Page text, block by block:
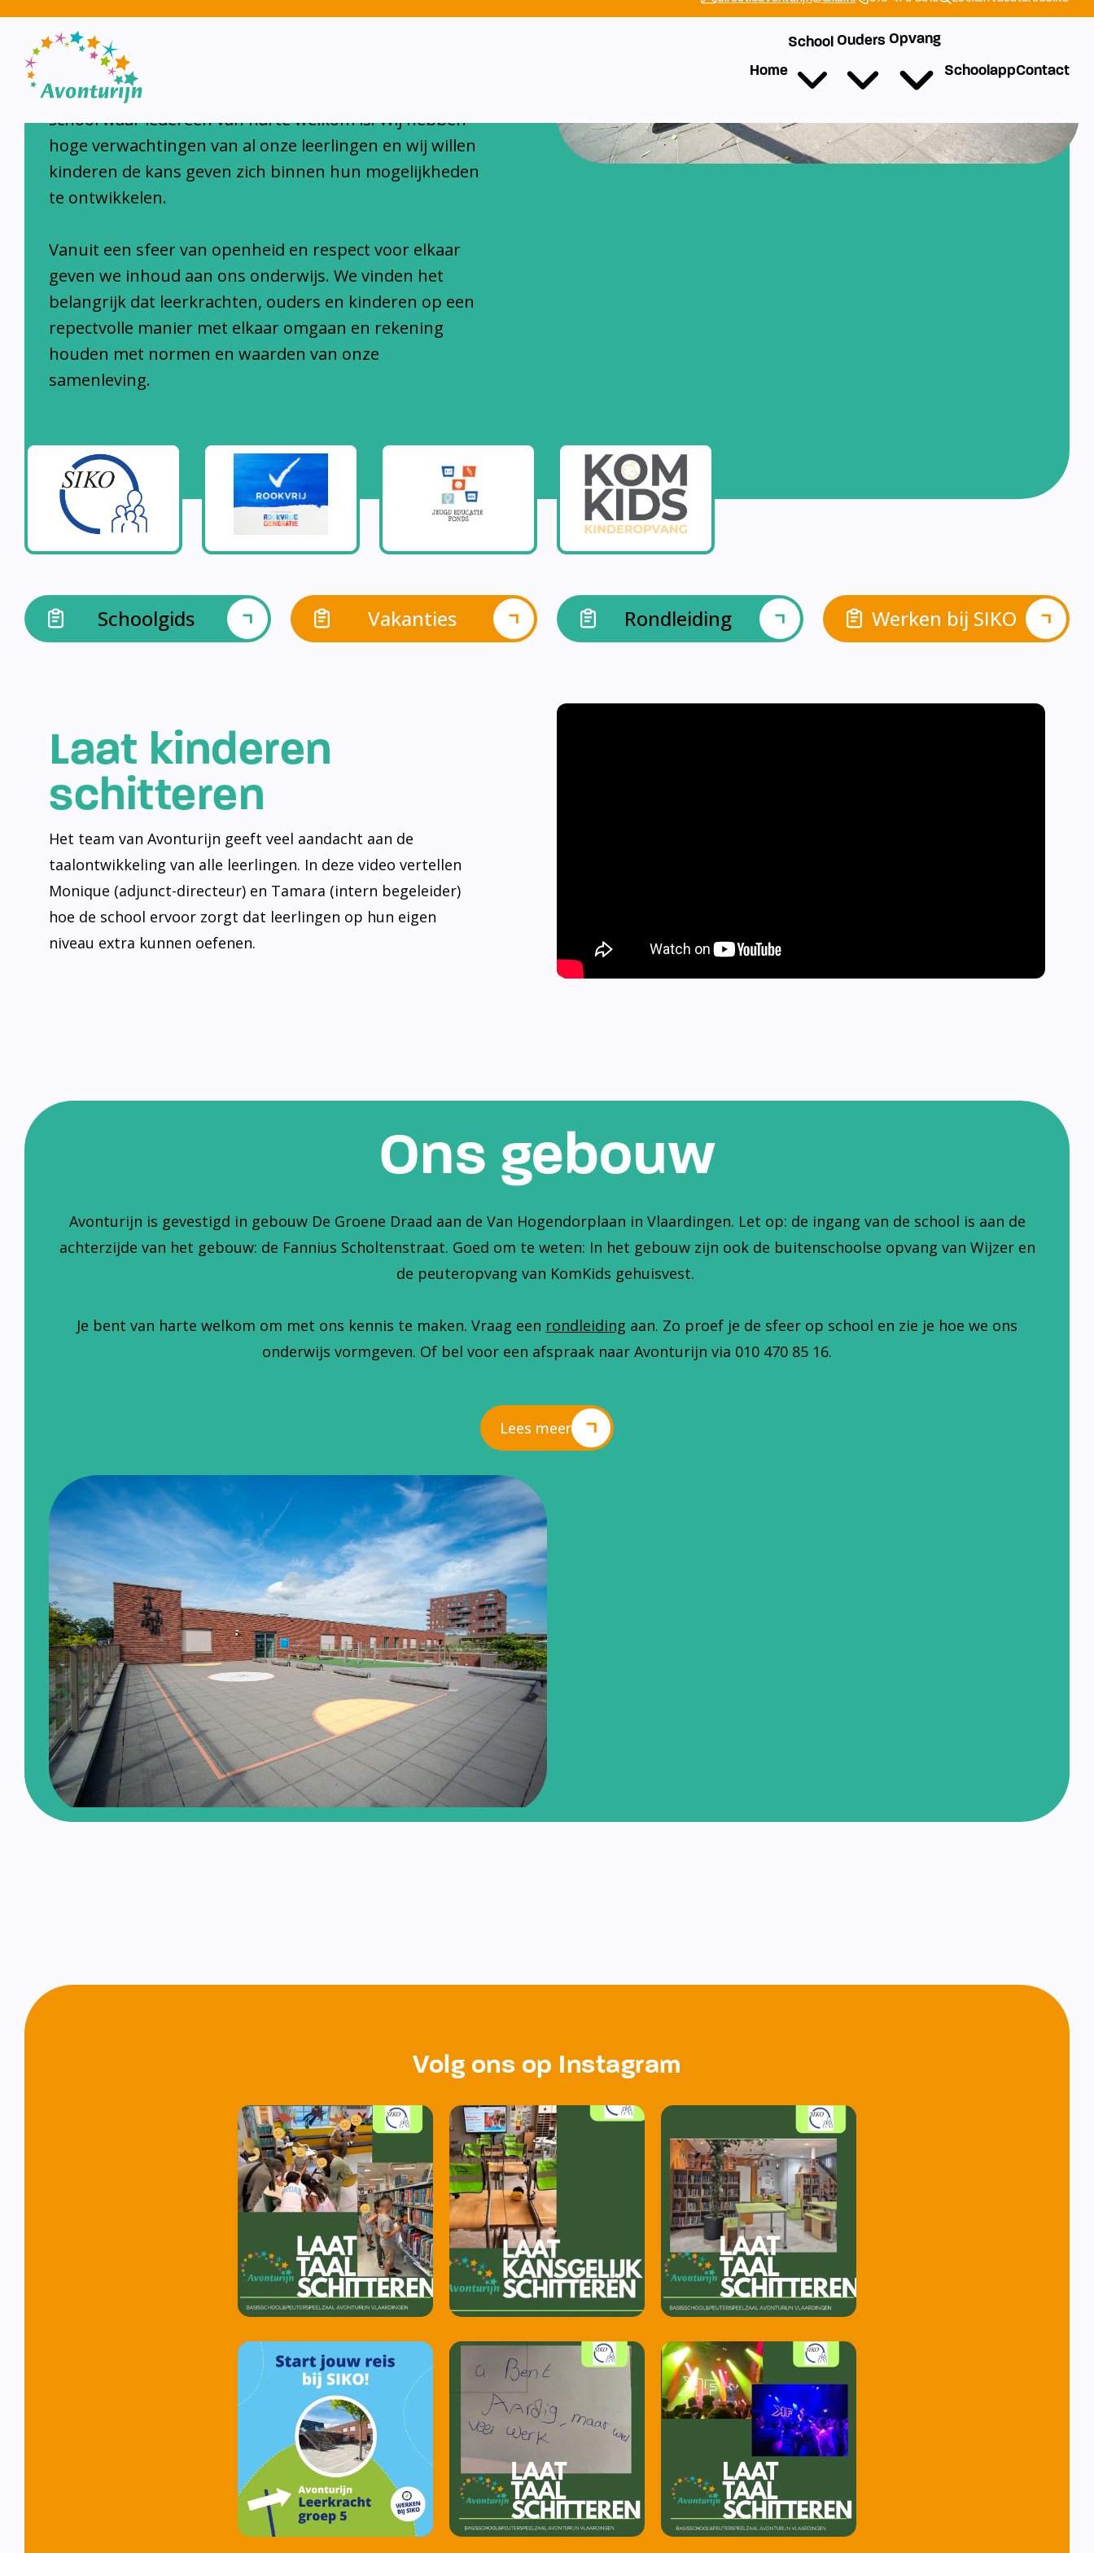
Avonturijn laat kinderen schitteren
Avonturijn is een moderne, open, interconfessionele
school waar iedereen van harte welkom is. Wij hebben
hoge verwachtingen van al onze leerlingen en wij willen
kinderen de kans geven zich binnen hun mogelijkheden
te ontwikkelen.
Vanuit een sfeer van openheid en respect voor elkaar
geven we inhoud aan ons onderwijs. We vinden het
belangrijk dat leerkrachten, ouders en kinderen op een
repectvolle manier met elkaar omgaan en rekening
houden met normen en waarden van onze
samenleving.
Schoolgids Vakanties Rondleiding Werken bij SIKO
Laat kinderen
schitteren
Het team van Avonturijn geeft veel aandacht aan de
taalontwikkeling van alle leerlingen. In deze video vertellen
Monique (adjunct-directeur) en Tamara (intern begeleider)
hoe de school ervoor zorgt dat leerlingen op hun eigen
niveau extra kunnen oefenen.
Ons gebouw
Avonturijn is gevestigd in gebouw De Groene Draad aan de Van Hogendorplaan in Vlaardingen. Let op: de ingang van de school is aan de
achterzijde van het gebouw: de Fannius Scholtenstraat. Goed om te weten: In het gebouw zijn ook de buitenschoolse opvang van Wijzer en
de peuteropvang van KomKids gehuisvest.
Je bent van harte welkom om met ons kennis te maken. Vraag een rondleiding aan. Zo proef je de sfeer op school en zie je hoe we ons
onderwijs vormgeven. Of bel voor een afspraak naar Avonturijn via 010 470 85 16.
Lees meer
Volg ons op Instagram